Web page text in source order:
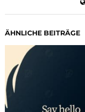
ÄHNLICHE BEITRÄGE